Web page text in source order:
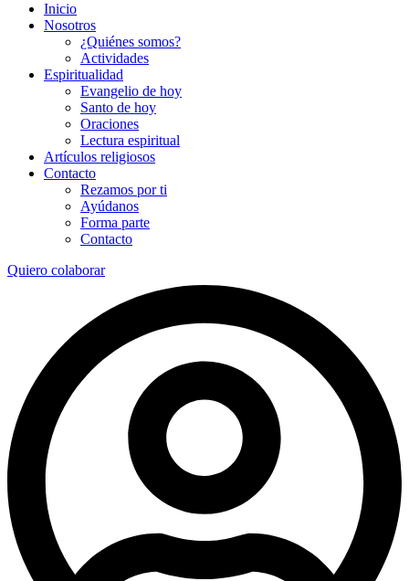
Inicio
Nosotros
¿Quiénes somos?
Actividades
Espiritualidad
Evangelio de hoy
Santo de hoy
Oraciones
Lectura espiritual
Artículos religiosos
Contacto
Rezamos por ti
Ayúdanos
Forma parte
Contacto
Quiero colaborar